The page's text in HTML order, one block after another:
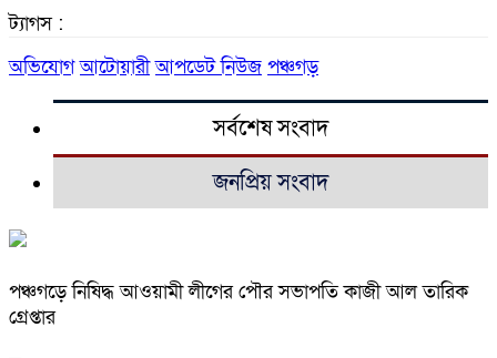
ট্যাগস :
অভিযোগ আটোয়ারী আপডেট নিউজ পঞ্চগড়
সর্বশেষ সংবাদ
জনপ্রিয় সংবাদ
পঞ্চগড়ে নিষিদ্ধ আওয়ামী লীগের পৌর সভাপতি কাজী আল তারিক
গ্রেপ্তার